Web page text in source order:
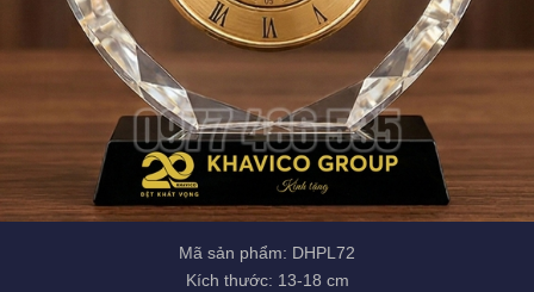
Mã sản phẩm: DHPL72
Kích thước: 13-18 cm